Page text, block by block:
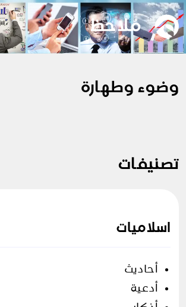
وضوء وطهارة
تصنيفات
اسلاميات
أحاديث
أدعية